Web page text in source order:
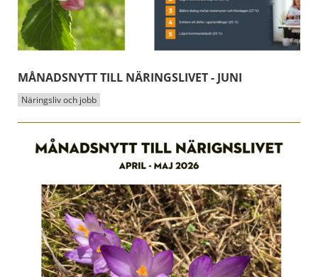
MÅNADSNYTT TILL NÄRINGSLIVET - JUNI
Näringsliv och jobb